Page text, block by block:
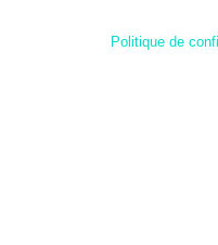
Politique de